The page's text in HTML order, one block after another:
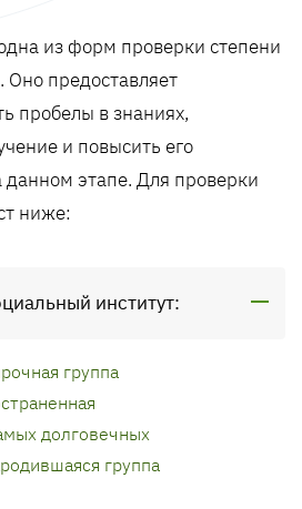
из форм проверки степени
Оно предоставляет
пробелы в знаниях,
и повысить его
данном этапе. Для проверки
ниже:
институт:
группа
долговечных
группа